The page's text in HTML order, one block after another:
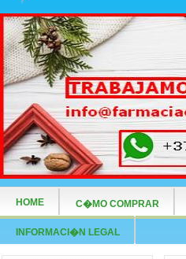
HOME C�MO COMPRAR
INFORMACI�N LEGAL